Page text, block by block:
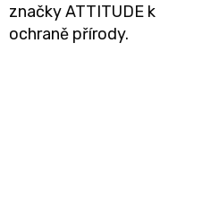
Pleny
značky ATTITUDE k
ochraně přírody.